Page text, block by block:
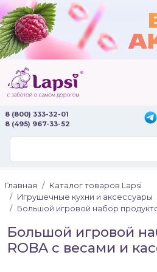
8 (800) 333-32-01
8 (495) 967-33-52
Главная
Каталог товаров Lapsi
Игрушечные кухни и аксессуары
Большой игровой набор
Большой игровой
ROBA с весами и